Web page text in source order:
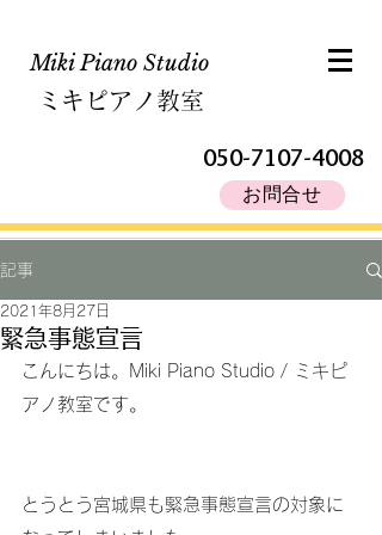
Miki Piano Studio​
ミキピアノ教室
050-7107-4008
お問合せ
記事
緊急事態宣言
2021年8月27日
こんにちは。Miki Piano Studio / ミキピ
アノ教室です。
とうとう宮城県も緊急事態宣言の対象に